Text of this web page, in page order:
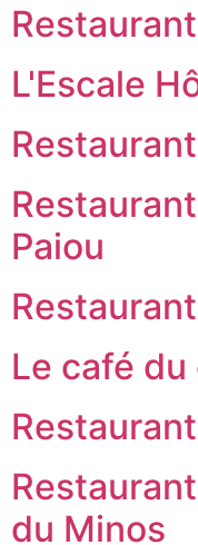
L'Escale
Paiou
Le café
du Minos